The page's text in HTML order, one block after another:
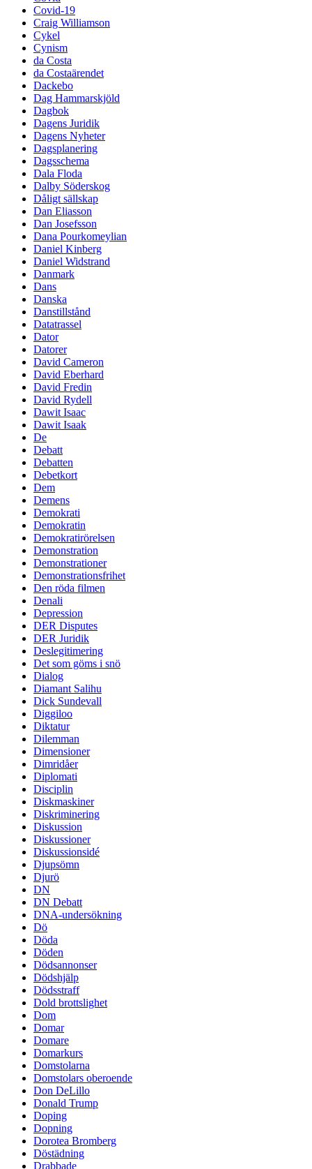
Covid-19
Craig Williamson
Cykel
Cynism
da Costa
da Costaärendet
Dackebo
Dag Hammarskjöld
Dagbok
Dagens Juridik
Dagens Nyheter
Dagsplanering
Dagsschema
Dala Floda
Dalby Söderskog
Dåligt sällskap
Dan Eliasson
Dan Josefsson
Dana Pourkomeylian
Daniel Kinberg
Daniel Widstrand
Danmark
Dans
Danska
Danstillstånd
Datatrassel
Dator
Datorer
David Cameron
David Eberhard
David Fredin
David Rydell
Dawit Isaac
Dawit Isaak
De
Debatt
Debatten
Debetkort
Dem
Demens
Demokrati
Demokratin
Demokratirörelsen
Demonstration
Demonstrationer
Demonstrationsfrihet
Den röda filmen
Denali
Depression
DER Disputes
DER Juridik
Deslegitimering
Det som göms i snö
Dialog
Diamant Salihu
Dick Sundevall
Diggiloo
Diktatur
Dilemman
Dimensioner
Dimridåer
Diplomati
Disciplin
Diskmaskiner
Diskriminering
Diskussion
Diskussioner
Diskussionsidé
Djupsömn
Djurö
DN
DN Debatt
DNA-undersökning
Dö
Döda
Döden
Dödsannonser
Dödshjälp
Dödsstraff
Dold brottslighet
Dom
Domar
Domare
Domarkurs
Domstolarna
Domstolars oberoende
Don DeLillo
Donald Trump
Doping
Dopning
Dorotea Bromberg
Döstädning
Drabbade